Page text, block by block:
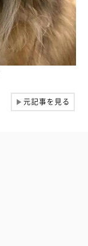
▶元記事を見る